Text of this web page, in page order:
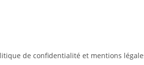
de confidentialité et mentions